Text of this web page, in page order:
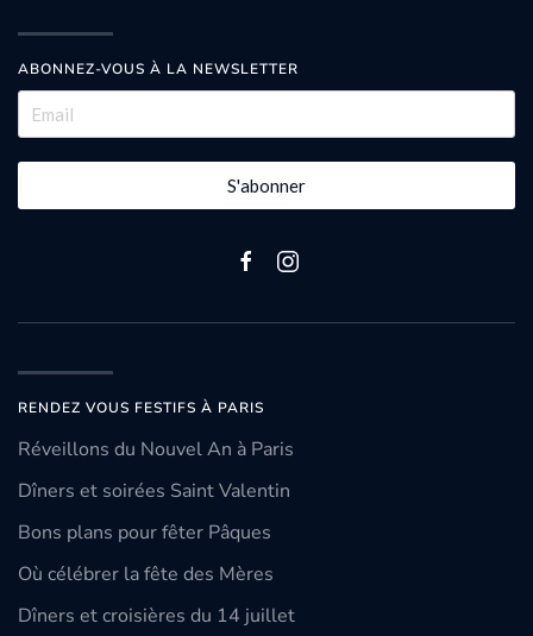
ABONNEZ-VOUS À LA NEWSLETTER
S'abonner
RENDEZ VOUS FESTIFS À PARIS
Réveillons du Nouvel An à Paris
Dîners et soirées Saint Valentin
Bons plans pour fêter Pâques
Où célébrer la fête des Mères
Dîners et croisières du 14 juillet